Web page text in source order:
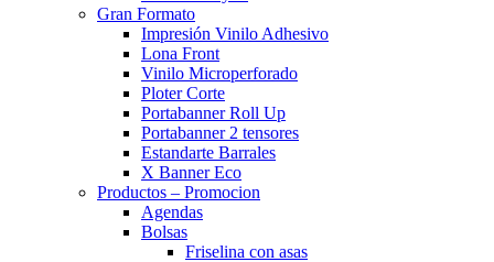
Gran Formato
Impresión Vinilo Adhesivo
Lona Front
Vinilo Microperforado
Ploter Corte
Portabanner Roll Up
Portabanner 2 tensores
Estandarte Barrales
X Banner Eco
Productos – Promocion
Agendas
Bolsas
Friselina con asas